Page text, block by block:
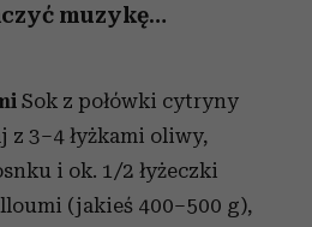
muzykę…
Sok z połówki cytryny
z 3–4 łyżkami oliwy,
i ok. 1/2 łyżeczki
(jakieś 400–500 g),